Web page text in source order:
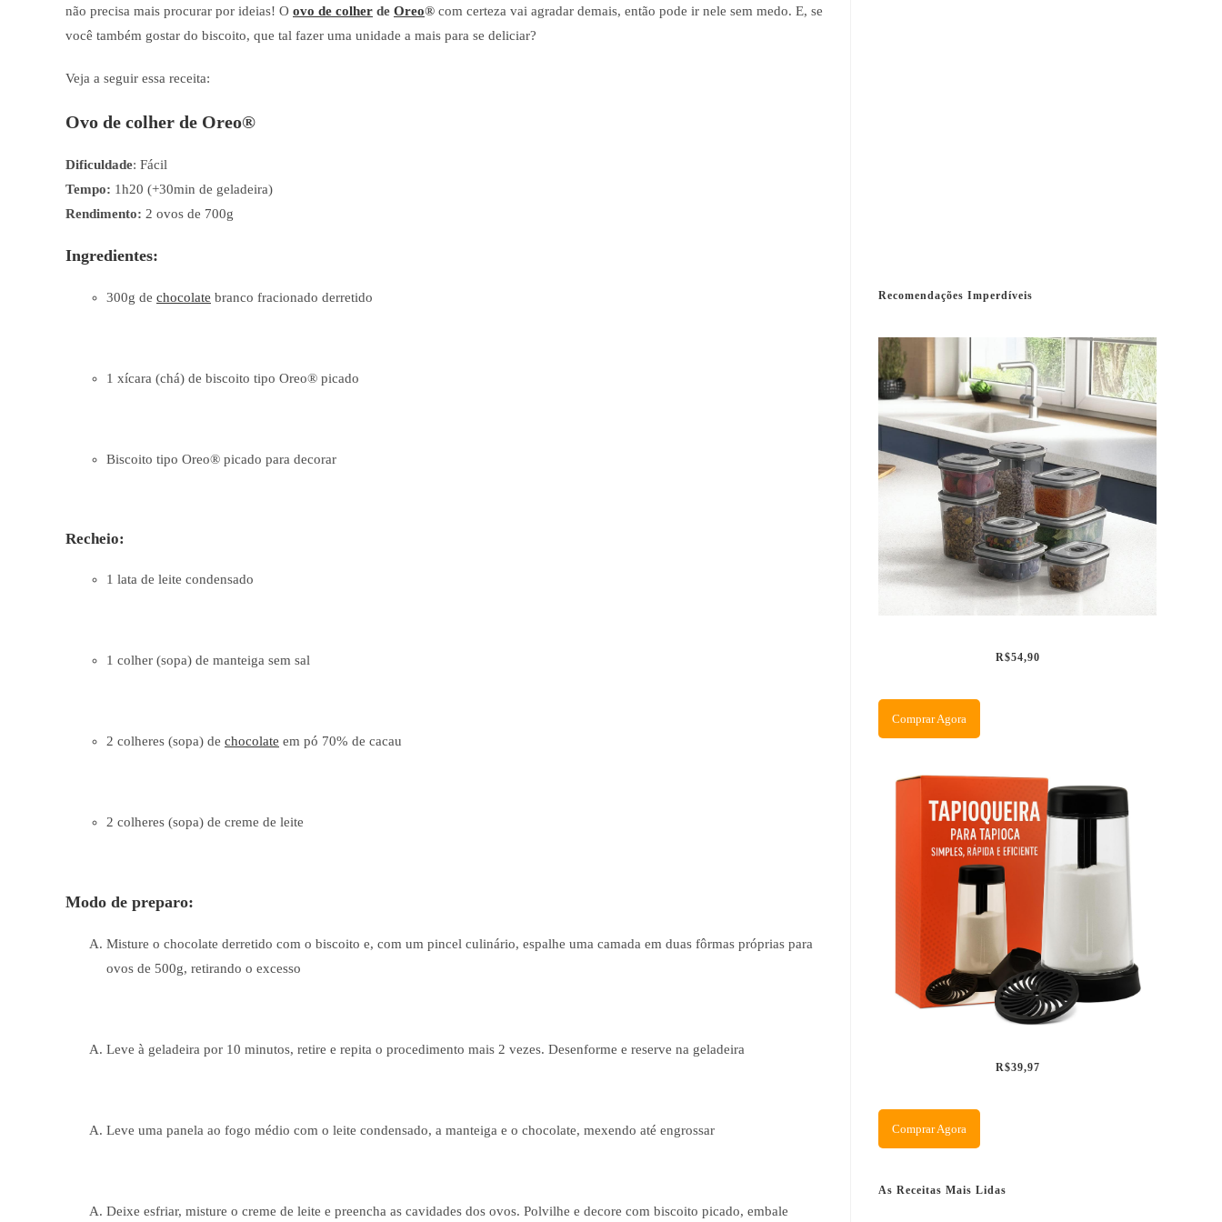
não precisa mais procurar por ideias! O ovo de colher de Oreo® com certeza vai agradar demais, então pode ir nele sem medo. E, se
você também gostar do biscoito, que tal fazer uma unidade a mais para se deliciar?
Veja a seguir essa receita:
Ovo de colher de Oreo®
Dificuldade: Fácil
Tempo: 1h20 (+30min de geladeira)
Rendimento: 2 ovos de 700g
Ingredientes:
300g de chocolate branco fracionado derretido
1 xícara (chá) de biscoito tipo Oreo® picado
Biscoito tipo Oreo® picado para decorar
Recheio:
1 lata de leite condensado
1 colher (sopa) de manteiga sem sal
2 colheres (sopa) de chocolate em pó 70% de cacau
2 colheres (sopa) de creme de leite
Modo de preparo:
Misture o chocolate derretido com o biscoito e, com um pincel culinário, espalhe uma camada em duas fôrmas próprias para
ovos de 500g, retirando o excesso
Leve à geladeira por 10 minutos, retire e repita o procedimento mais 2 vezes. Desenforme e reserve na geladeira
Leve uma panela ao fogo médio com o leite condensado, a manteiga e o chocolate, mexendo até engrossar
Deixe esfriar, misture o creme de leite e preencha as cavidades dos ovos. Polvilhe e decore com biscoito picado, embale
Recomendações Imperdíveis
R$54,90
Comprar Agora
R$39,97
Comprar Agora
As Receitas Mais Lidas